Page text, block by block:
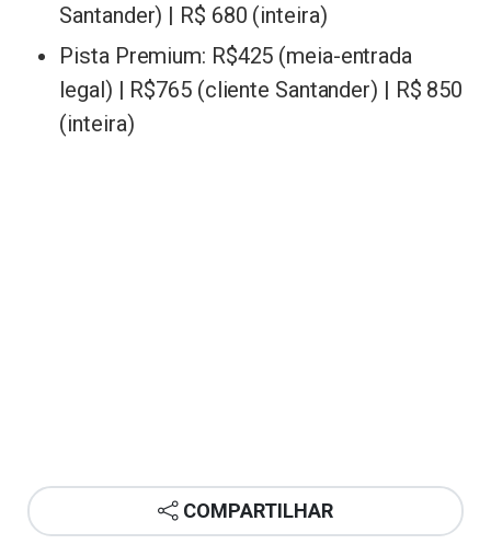
Santander) | R$ 680 (inteira)
Pista Premium: R$425 (meia-entrada
legal) | R$765 (cliente Santander) | R$ 850
(inteira)
COMPARTILHAR